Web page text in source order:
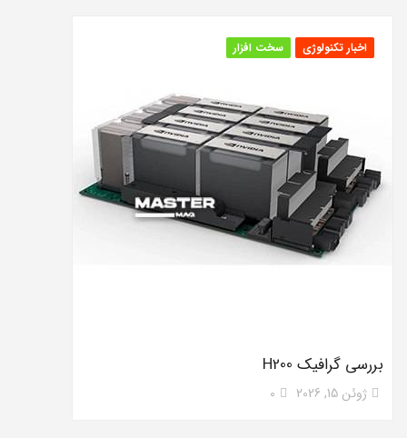
اخبار تکنولوژی سخت افزار
بررسی گرافیک H200
ژوئن 15, 2026 0